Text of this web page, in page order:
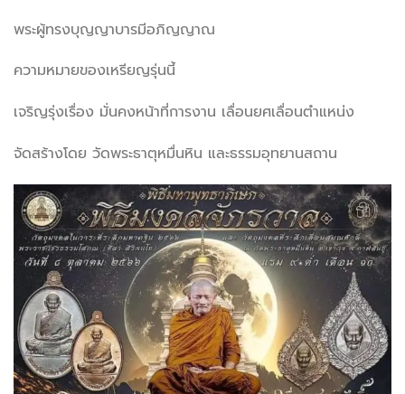
พระผู้ทรงบุญญาบารมีอภิญญาณ
ความหมายของเหรียญรุ่นนี้
เจริญรุ่งเรื่อง มั่นคงหน้าที่การงาน เลื่อนยศเลื่อนตำแหน่ง
จัดสร้างโดย วัดพระธาตุหมื่นหิน และธรรมอุทยานสถาน